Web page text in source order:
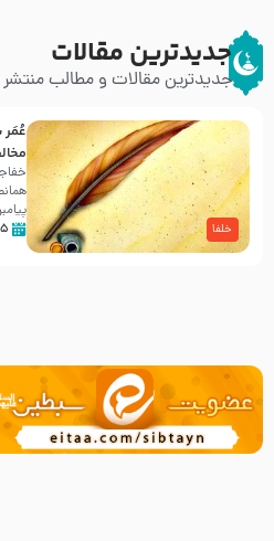
جدیدترین مقالات
جدیدترین مقالات و مطالب
خلفا
عُمَر
۱۵ /